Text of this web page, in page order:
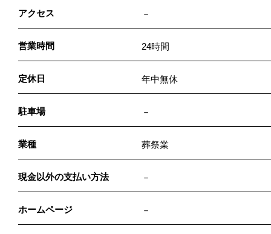
アクセス －
営業時間 24時間
定休日 年中無休
駐車場 －
業種 葬祭業
現金以外の支払い方法 －
ホームページ －